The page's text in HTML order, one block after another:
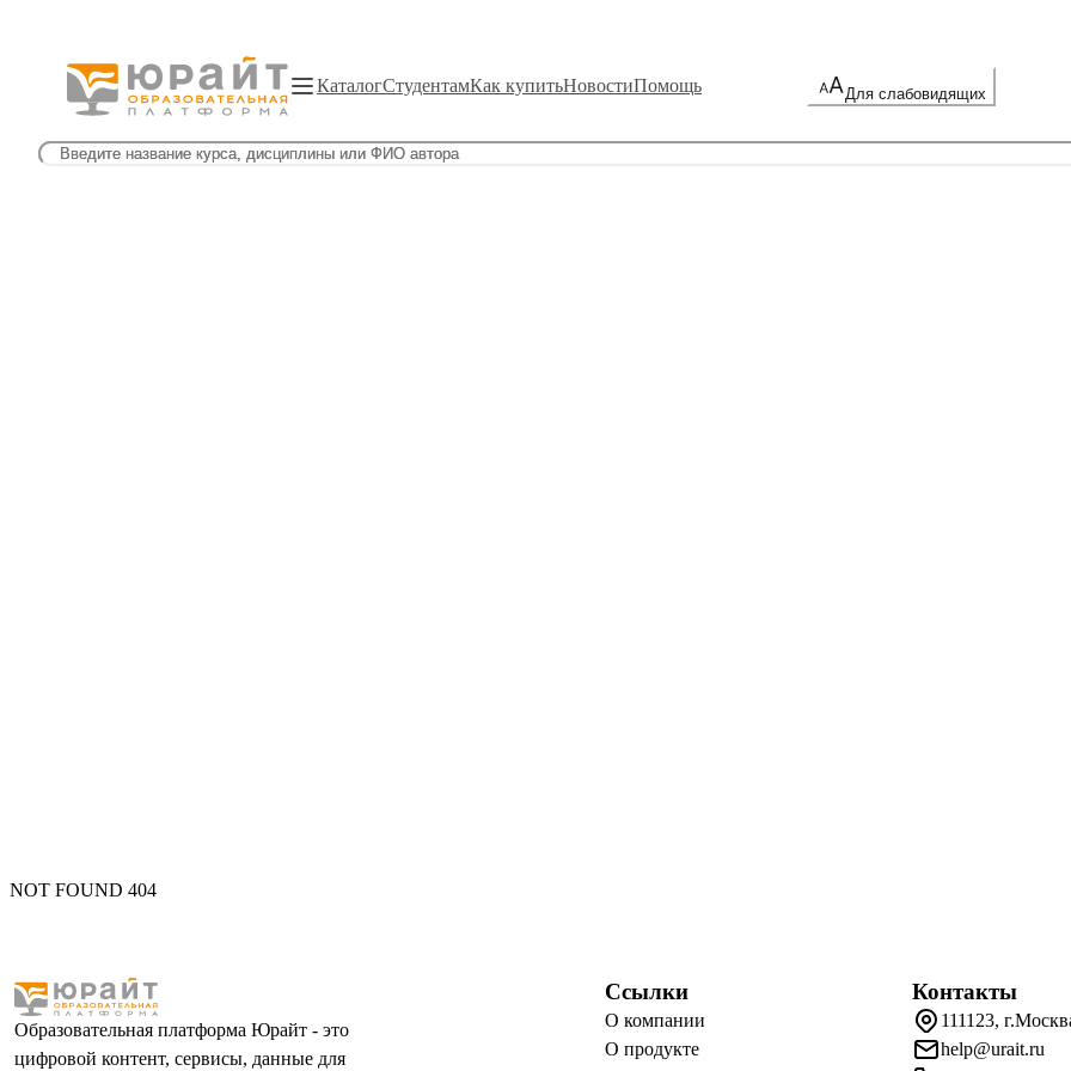
КаталогСтудентамКак купитьНовостиПомощь Для слабовидящих
NOT FOUND 404
Образовательная платформа Юрайт - это
цифровой контент, сервисы, данные для
Ссылки
О компании
О продукте
Контакты
111123,
help@urait.ru